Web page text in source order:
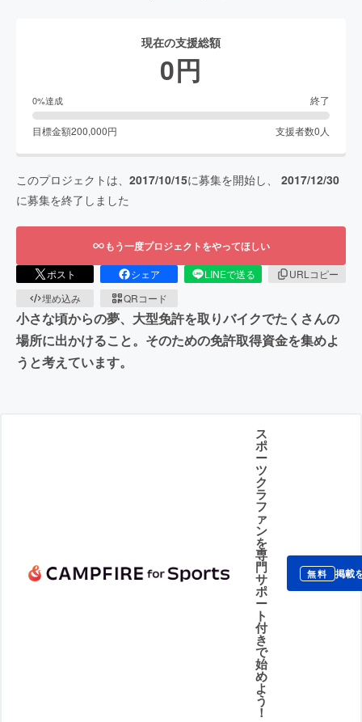
現在の支援総額
0円
0%達成 終了
目標金額200,000円 支援者数0 人
このプロジェクトは、 2017/10/15に募集を開始し、 2017/12/30
に募集を終了しました
もう一度プロジェクトをやってほしい
ポスト シェア LINEで送る
URLコピー
埋め込み
QRコード
小さな頃からの夢、大型免許を取りバイクでたくさんの
場所に出かけること。そのための免許取得資金を集めよ
うと考えています。
ス
ポ
ー
ツ
ク
ラ
フ
ァ
ン
を
専
門
サ
ポ
ー
ト
付
き
で
始
め
よ
う
！
無料 掲載